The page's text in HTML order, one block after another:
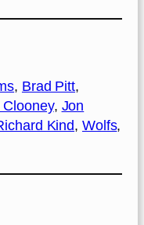
, Brad Pitt
, Jon
Kind, Wolfs